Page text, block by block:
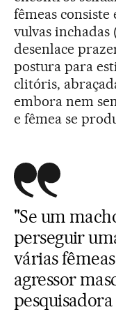
fêmeas consiste
vulvas inchadas
desenlace
postura para
clitóris,
embora nem
e fêmea se
"Se um
perseguir
várias
agressor
pesquisadora